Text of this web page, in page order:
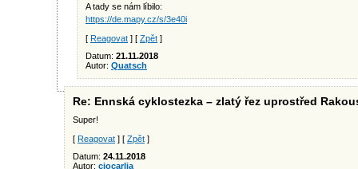
A tady se nám líbilo:
https://de.mapy.cz/s/3e40i
[ Reagovat ] [ Zpět ]
Datum: 21.11.2018
Autor: Quatsch
Re: Ennská cyklostezka – zlatý řez uprostřed
Super!
[ Reagovat ] [ Zpět ]
Datum: 24.11.2018
Autor: ciocarlia